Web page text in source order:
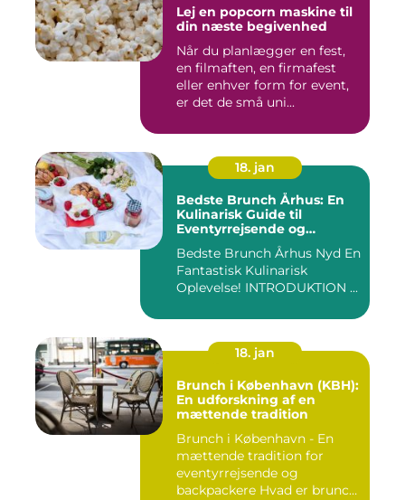
Lej en popcorn maskine til
din næste begivenhed
Når du planlægger en fest,
en filmaften, en firmafest
eller enhver form for event,
er det de små uni...
18. jan
Bedste Brunch Århus: En
Kulinarisk Guide til
Eventyrrejsende og
Bedste Brunch Århus Nyd En
Fantastisk Kulinarisk
Oplevelse! INTRODUKTION ...
18. jan
Brunch i København (KBH):
En udforskning af en
mættende tradition
Brunch i København - En
mættende tradition for
eventyrrejsende og
backpackere Hvad er brunch